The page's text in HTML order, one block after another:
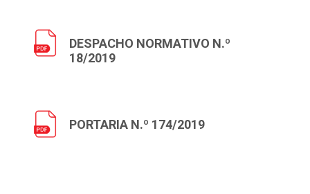
DESPACHO NORMATIVO N.º
18/2019
PORTARIA N.º 174/2019